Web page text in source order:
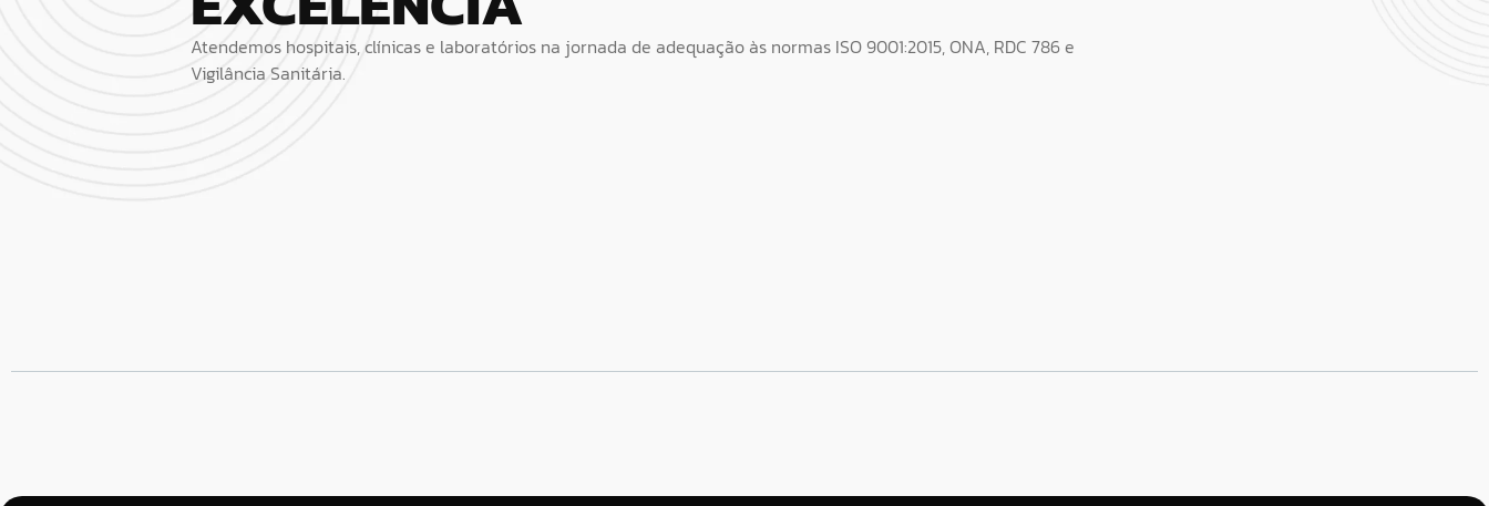
Atendemos hospitais, clínicas e laboratórios na jornada de adequação às normas ISO 9001:2015, ONA, RDC 786 e
Vigilância Sanitária.